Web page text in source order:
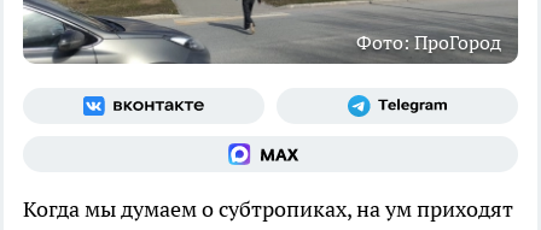
Фото: ПроГород
Когда мы думаем о субтропиках, на ум приходят